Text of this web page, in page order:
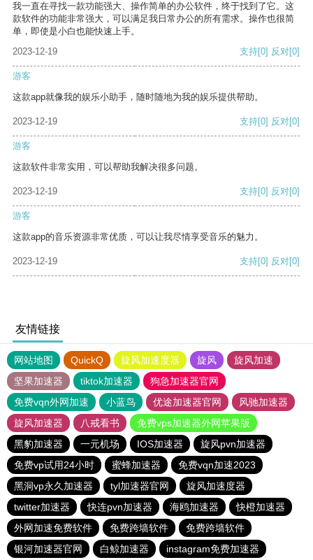
我一直在寻找一款功能强大、操作简单的办公软件，终于找到了它。这
款软件的功能非常强大，可以满足我日常办公的所有需求。操作也很简
单，即使是小白也能快速上手。
2023-12-19
支持[0] 反对[0]
游客
这款app就像我的娱乐小助手，随时随地为我的娱乐提供帮助。
2023-12-19 支持[0] 反对[0]
游客
这款软件非常实用，可以帮助我解决很多问题。
2023-12-19 支持[0] 反对[0]
游客
这款app的音乐资源非常优质，可以让我尽情享受音乐的魅力。
2023-12-19 支持[0] 反对[0]
友情链接
网站地图 QuickQ 旋风加速度器 旋风
旋风加速
坚果加速器
tiktok加速器
狗急加速器官网
免费vqn外网加速
小蓝鸟 优途加速器官网
风驰加速器
旋风加速器
八戒看书
免费vps加速器外网苹果版
黑豹加速器
一元机场 IOS加速器
旋风pvn加速器
免费vp试用24小时
蜜蜂加速器
免费vqn加速2023
黑洞vp永久加速器
tyl加速器官网
旋风加速度器
twitter加速器
快连pvn加速器 海鸥加速器
快橙加速器
外网加速免费软件
免费跨墙软件
免费跨墙软件
银河加速器官网
白鲸加速器 instagram免费加速器